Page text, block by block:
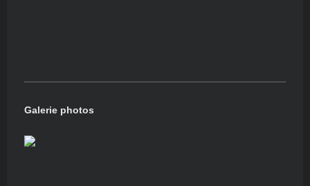
Galerie photos